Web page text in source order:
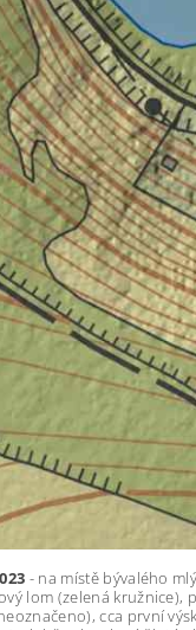
- na místě bývalého
lom (zelená kružnice),
cca první